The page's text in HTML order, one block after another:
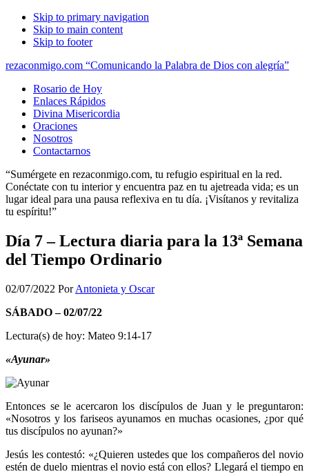
Skip to primary navigation
Skip to main content
Skip to footer
rezaconmigo.com “Comunicando la Palabra de Dios con alegría”
Rosario de Hoy
Enlaces Rápidos
Divina Misericordia
Oraciones
Nosotros
Contactarnos
“Sumérgete en rezaconmigo.com, tu refugio espiritual en la red.
Conéctate con tu interior y encuentra paz en tu ajetreada vida; es un
lugar ideal para una pausa reflexiva en tu día. ¡Visítanos y revitaliza
tu espíritu!”
Día 7 – Lectura diaria para la 13ª Semana
del Tiempo Ordinario
02/07/2022 PorAntonieta y Oscar
SÁBADO – 02/07/22
Lectura(s) de hoy: Mateo 9:14-17
«Ayunar»
Entonces se le acercaron los discípulos de Juan y le preguntaron:
«Nosotros y los fariseos ayunamos en muchas ocasiones, ¿por qué
tus discípulos no ayunan?»
Jesús les contestó: «¿Quieren ustedes que los compañeros del novio
estén de duelo mientras el novio está con ellos? Llegará el tiempo en